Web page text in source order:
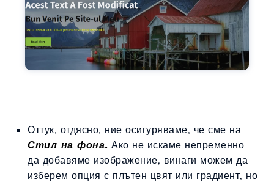
Оттук, отдясно, ние осигуряваме, че сме на
Стил на фона. Ако не искаме непременно
да добавяме изображение, винаги можем да
изберем опция с плътен цвят или градиент, но